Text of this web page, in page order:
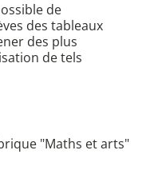
de
des tableaux
des plus
de tels
"Maths et arts"